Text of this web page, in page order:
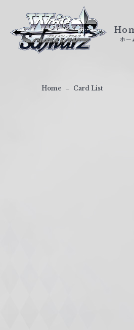
ァ
ホー
Home Card List